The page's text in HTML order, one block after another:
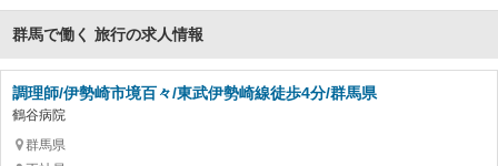
群馬で働く 旅行の求人情報
調理師/伊勢崎市境百々/東武伊勢崎線徒歩4分/群馬県
鶴谷病院
群馬県